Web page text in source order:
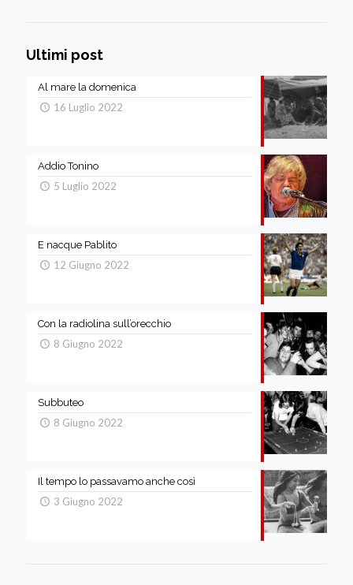
Ultimi post
Al mare la domenica
16 Luglio 2022
Addio Tonino
5 Luglio 2022
E nacque Pablito
12 Giugno 2022
Con la radiolina sull’orecchio
8 Giugno 2022
Subbuteo
8 Giugno 2022
Il tempo lo passavamo anche così
3 Giugno 2022